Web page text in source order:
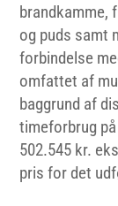
brandkamme,
og puds samt
forbindelse
omfattet af
baggrund af
timeforbrug
502.545 kr.
pris for det